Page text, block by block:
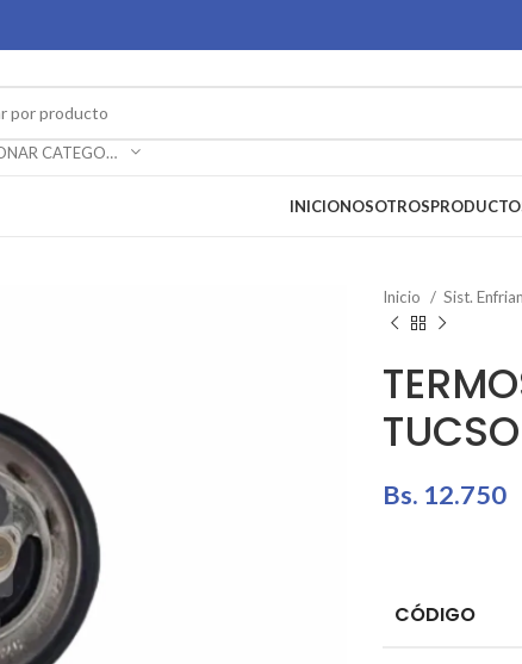
SELECCIONAR CATEGORÍA
INICIONOSOTROS
Inicio Sist.
Bs. 12.750
CÓDIGO